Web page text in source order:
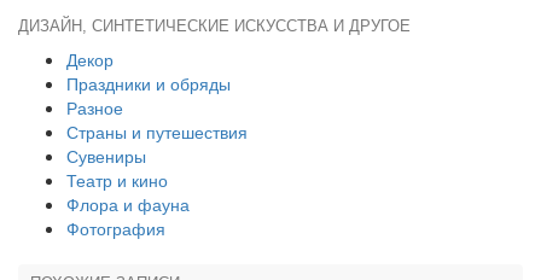
ДИЗАЙН, СИНТЕТИЧЕСКИЕ ИСКУССТВА И ДРУГОЕ
Декор
Праздники и обряды
Разное
Страны и путешествия
Сувениры
Театр и кино
Флора и фауна
Фотография